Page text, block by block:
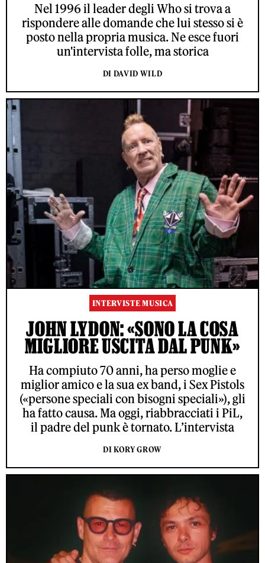
Nel 1996 il leader degli Who si trova a
rispondere alle domande che lui stesso si è
posto nella propria musica. Ne esce fuori
un'intervista folle, ma storica
DI DAVID WILD
INTERVISTE MUSICA
JOHN LYDON: «SONO LA COSA
MIGLIORE USCITA DAL PUNK»
Ha compiuto 70 anni, ha perso moglie e
miglior amico e la sua ex band, i Sex Pistols
(«persone speciali con bisogni speciali»), gli
ha fatto causa. Ma oggi, riabbracciati i PiL,
il padre del punk è tornato. L’intervista
DI KORY GROW